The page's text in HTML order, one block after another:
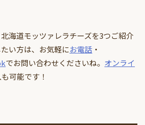
海道モッツァレラチーズを3つご紹介
い方は、お気軽にお電話 ・
でお問い合わせくださいね。 オンライ
可能です！